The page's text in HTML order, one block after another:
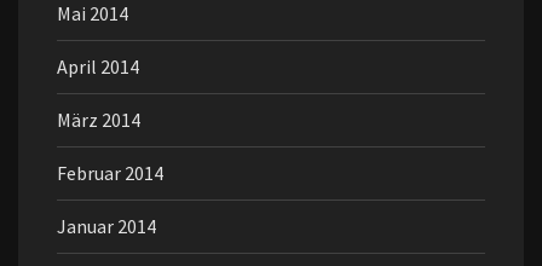
Mai 2014
April 2014
März 2014
Februar 2014
Januar 2014